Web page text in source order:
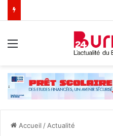
Accueil / Actualité